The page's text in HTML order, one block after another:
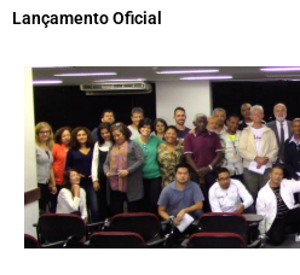
Lançamento Oficial